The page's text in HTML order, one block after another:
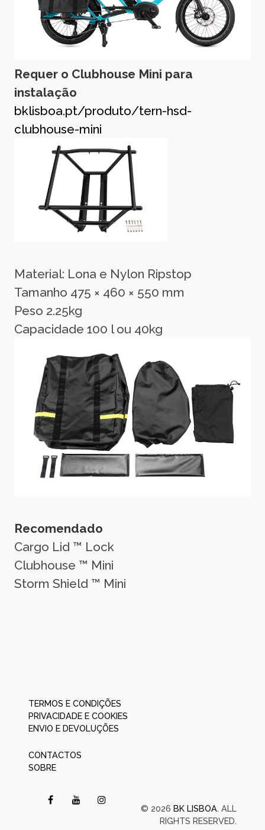
Requer o Clubhouse Mini para
instalação
bklisboa.pt/produto/tern-hsd-
clubhouse-mini
Material: Lona e Nylon Ripstop
Tamanho 475 × 460 × 550 mm
Peso 2.25kg
Capacidade 100 l ou 40kg
Recomendado
Cargo Lid ™ Lock
Clubhouse ™ Mini
Storm Shield ™ Mini
TERMOS E CONDIÇÕES
PRIVACIDADE E COOKIES
ENVIO E DEVOLUÇÕES
CONTACTOS
SOBRE
© 2026 BK LISBOA. ALL
RIGHTS RESERVED.